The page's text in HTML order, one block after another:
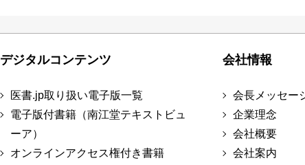
デジタルコンテンツ
医書.jp取り扱い電子版一覧
電子版付書籍（南江堂テキストビュ
ーア）
オンラインアクセス権付き書籍
会社情報
会長メッセー
企業理念
会社概要
会社案内